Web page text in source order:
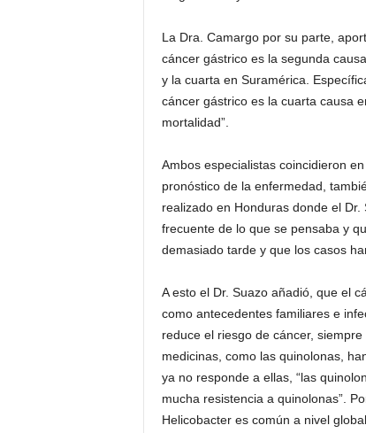
La Dra. Camargo por su parte,
cáncer gástrico es la segunda
y la cuarta en Suramérica.
cáncer gástrico es la cuarta causa
mortalidad”.
Ambos especialistas coincidieron
pronóstico de la enfermedad,
realizado en Honduras donde el
frecuente de lo que se pensaba y
demasiado tarde y que los casos
A esto el Dr. Suazo añadió, que el
como antecedentes familiares e
reduce el riesgo de cáncer,
medicinas, como las quinolonas,
ya no responde a ellas, “las
mucha resistencia a quinolonas”.
Helicobacter es común a nivel